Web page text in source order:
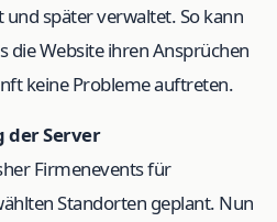
später verwaltet. So kann
die Website ihren Ansprüchen
keine Probleme auftreten.
der Server
Firmenevents für
Standorten geplant. Nun